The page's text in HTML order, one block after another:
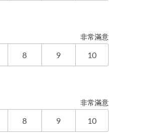
非常滿意
8 9 10
非常滿意
8 9 10